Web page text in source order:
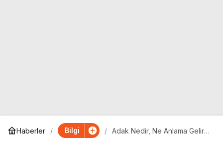
Haberler Bilgi
Adak Nedir, Ne Anlama Gelir?